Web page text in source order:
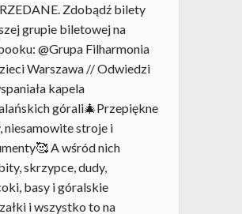
Zdobądź bilety
grupie biletowej na
@Grupa Filharmonia
Warszawa // Odwiedzi
kapela
górali🎄Przepiękne
niesamowite stroje i
A wśród nich
skrzypce, dudy,
basy i góralskie
i wszystko to na